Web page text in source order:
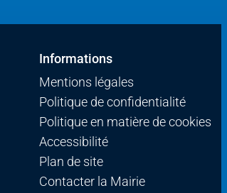
Informations
Mentions légales
Politique de confidentialité
Politique en matière de cookies
Accessibilité
Plan de site
Contacter la Mairie